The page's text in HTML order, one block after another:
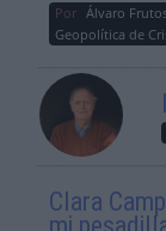
Por Álvaro
Geopolítica de
Clara